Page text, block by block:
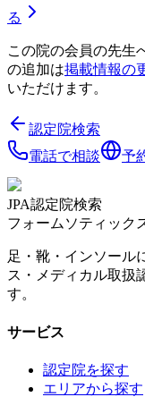
る
この院の会員の先生
の追加は掲載情報の
いただけます。
認定院検索
電話で相談
予
JPA認定院検索
フォームソティック
足・靴・インソール
ス・メディカル取扱
す。
サービス
認定院を探す
エリアから探す